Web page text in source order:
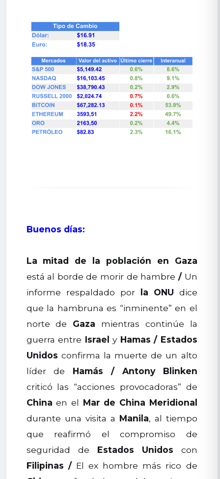
Buenos días:
La mitad de la población en Gaza
está al borde de morir de hambre /Un
informe respaldado por
la ONU dice
que la hambruna es “inminente” en el
norte de Gaza mientras continúe la
guerra entre Israel y Hamas / Estados
Unidos confirma la muerte de un alto
líder de Hamás /
Antony Blinken
criticó las “acciones provocadoras” de
China en el Mar de China Meridional
durante una visita a Manila, al tiempo
que reafirmó el compromiso de
seguridad de Estados Unidos con
Filipinas /El ex hombre más rico de